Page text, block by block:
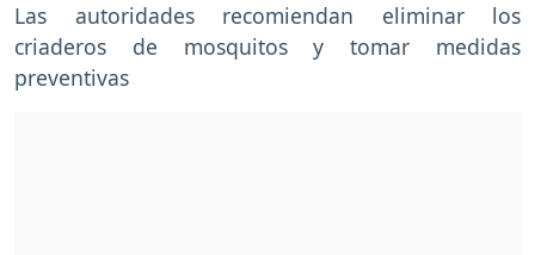
Las autoridades recomiendan eliminar los
criaderos de mosquitos y tomar medidas
preventivas